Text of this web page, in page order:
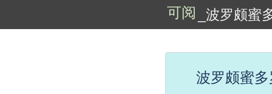
可阅 _波罗颇蜜
波罗颇蜜多